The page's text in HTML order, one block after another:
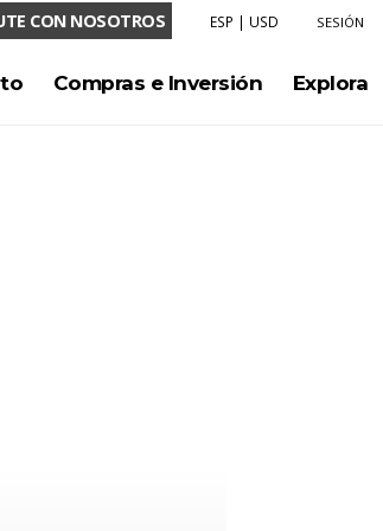
CON NOSOTROS ESP | USD SESIÓN
Compras e Inversión Explora